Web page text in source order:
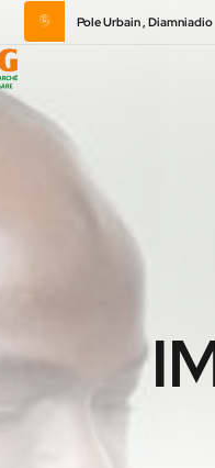
Pole Urbain , Diamniadio